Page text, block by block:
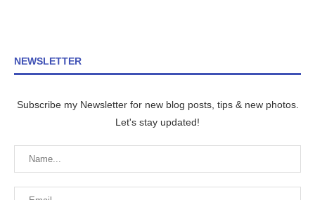
NEWSLETTER
Subscribe my Newsletter for new blog posts, tips & new photos.
Let's stay updated!